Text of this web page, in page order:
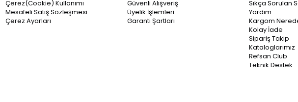
Çerez(Cookie) Kullanımı
Mesafeli Satış Sözleşmesi
Çerez Ayarları
Güvenli Alışveriş
Üyelik İşlemleri
Garanti Şartları
Sıkça Sorulan
Yardım
Kargom
Kolay İade
Sipariş Takip
Kataloglarımız
Refsan Club
Teknik Destek